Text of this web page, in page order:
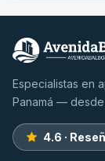
Especialistas en
Panamá — desde
4.6 ·